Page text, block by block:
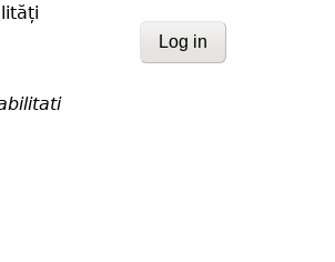
CAPTCHA